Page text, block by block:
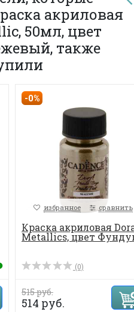
акриловая
50мл, цвет
также
-0%
избранное сравнить
Краска акриловая
Metallics, цвет
(0)
515 руб.
514 руб.